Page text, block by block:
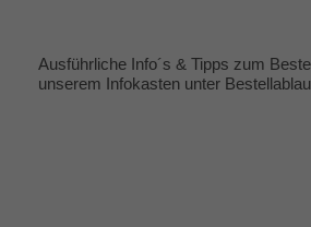
Ausführliche Info´s & Tipps zum
unserem Infokasten unter